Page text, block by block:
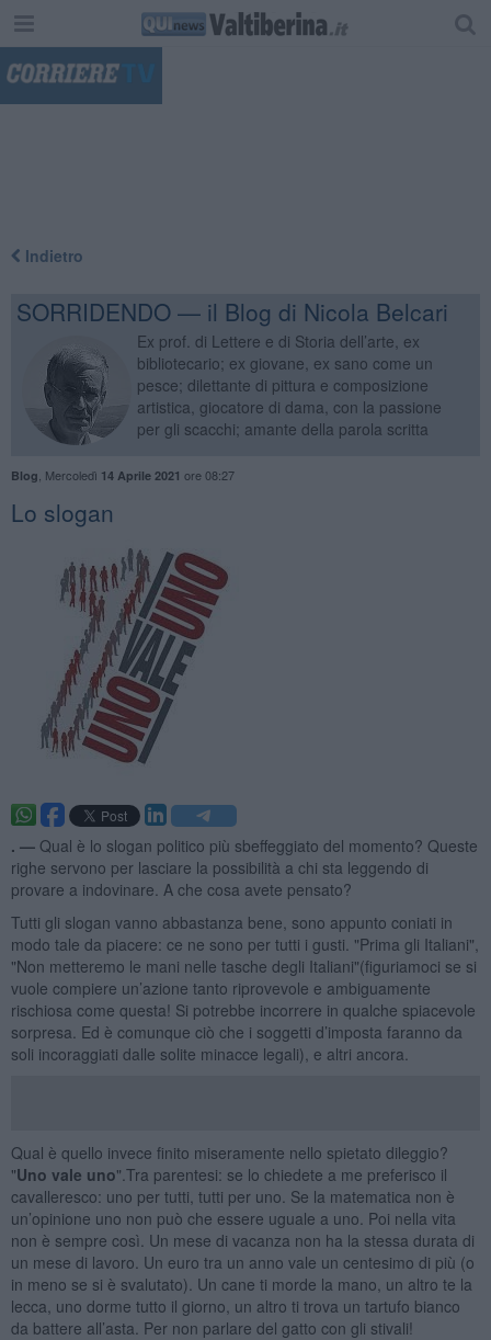
Indietro
SORRIDENDO — il Blog di Nicola Belcari
Ex prof. di Lettere e di Storia dell’arte, ex
bibliotecario; ex giovane, ex sano come un
pesce; dilettante di pittura e composizione
artistica, giocatore di dama, con la passione
per gli scacchi; amante della parola scritta
Blog Mercoledì 14 Aprile 2021 ore 08:27
Lo slogan
. — Qual è lo slogan politico più sbeffeggiato del momento? Queste
righe servono per lasciare la possibilità a chi sta leggendo di
provare a indovinare. A che cosa avete pensato?
Tutti gli slogan vanno abbastanza bene, sono appunto coniati in
modo tale da piacere: ce ne sono per tutti i gusti. "Prima gli Italiani",
"Non metteremo le mani nelle tasche degli Italiani"(figuriamoci se si
vuole compiere un’azione tanto riprovevole e ambiguamente
rischiosa come questa! Si potrebbe incorrere in qualche spiacevole
sorpresa. Ed è comunque ciò che i soggetti d’imposta faranno da
soli incoraggiati dalle solite minacce legali), e altri ancora.
Qual è quello invece finito miseramente nello spietato dileggio?
"Uno vale uno".Tra parentesi: se lo chiedete a me preferisco il
cavalleresco: uno per tutti, tutti per uno. Se la matematica non è
un’opinione uno non può che essere uguale a uno. Poi nella vita
non è sempre così. Un mese di vacanza non ha la stessa durata di
un mese di lavoro. Un euro tra un anno vale un centesimo di più (o
in meno se si è svalutato). Un cane ti morde la mano, un altro te la
lecca, uno dorme tutto il giorno, un altro ti trova un tartufo bianco
da battere all’asta. Per non parlare del gatto con gli stivali!